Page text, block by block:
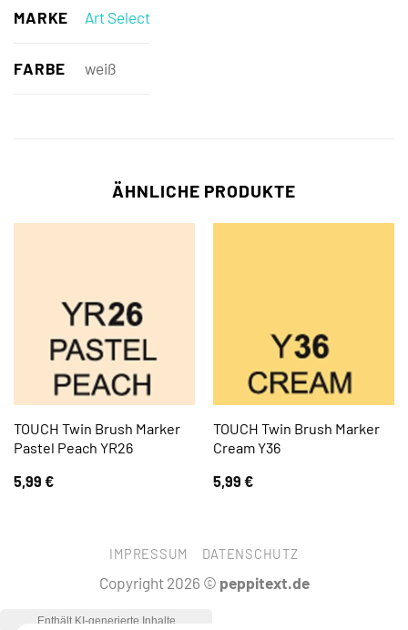
MARKE Art Select
FARBE weiß
ÄHNLICHE PRODUKTE
TOUCH Twin Brush Marker
Pastel Peach YR26
5,99 €
TOUCH Twin Brush Marker
Cream Y36
5,99 €
IMPRESSUM DATENSCHUTZ
Copyright 2026 © peppitext.de